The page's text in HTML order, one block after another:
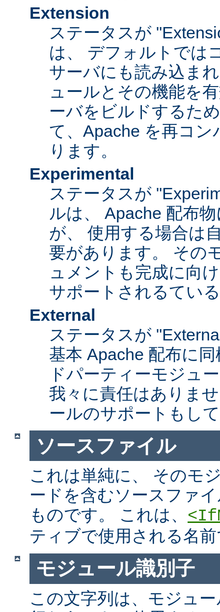
Extension
ステータスが
は、 デフォルトでは
サーバにも読み込ま
ュールとその機能を
ーバをビルドするた
て、Apache を再コ
ります。
Experimental
ステータスが
ルは、 Apache 配布
が、 使用する場合は
要があります。 その
ュメントも完成に向
サポートされるてい
External
ステータスが
基本 Apache 配布に
ドパーティーモジュ
我々に責任はありま
ールのサポートもし
ソースファイル
これは単純に、 そのモ
ードを含むソースファ
ものです。 これは、
ティブで使用される名
モジュール識別子
この文字列は、モジュ